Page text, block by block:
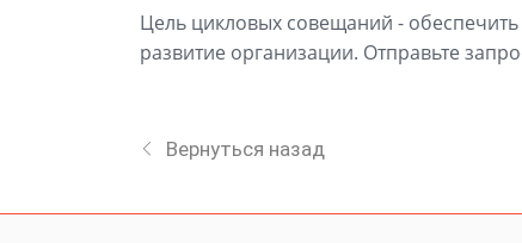
Цель цикловых совещаний -
развитие организации. Отправьте
Вернуться назад